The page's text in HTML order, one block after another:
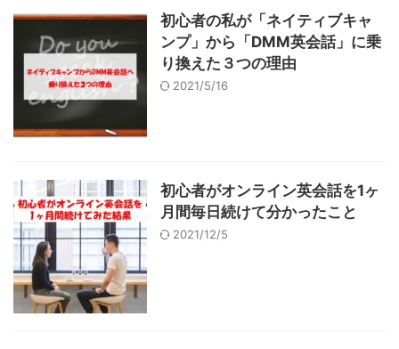
初心者の私が「ネイティブキャ
ンプ」から「DMM英会話」に乗
り換えた３つの理由
2021/5/16
初心者がオンライン英会話を1ヶ
月間毎日続けて分かったこと
2021/12/5